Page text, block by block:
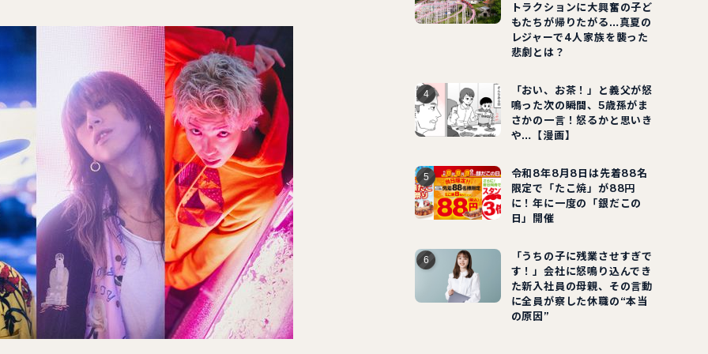
トラクションに大興奮の子ど
もたちが帰りたがる…真夏の
レジャーで4人家族を襲った
悲劇とは？
「おい、お茶！」と義父が怒
鳴った次の瞬間、5歳孫がま
さかの一言！怒るかと思いき
や…【漫画】
令和8年8月8日は先着88名
限定で「たこ焼」が88円
に！年に一度の「銀だこの
日」開催
「うちの子に残業させすぎで
す！」会社に怒鳴り込んでき
た新入社員の母親、その言動
に全員が察した休職の“本当
の原因”